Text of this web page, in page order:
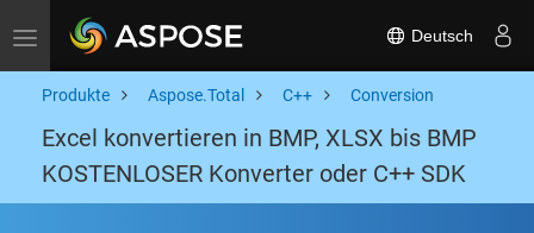
Toggle navigation Deutsch
Produkte Aspose.Total C++ Conversion
Excel konvertieren in BMP, XLSX bis BMP
KOSTENLOSER Konverter oder C++ SDK